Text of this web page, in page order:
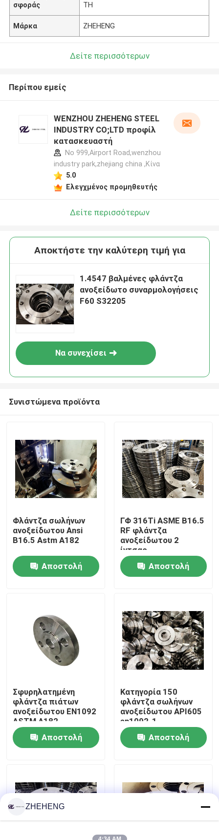
Σπίτι
Περίπου εμείς
Γύρος εργοστασίων
Company News
Τοποθετήσεις σωληνώσεων ανοξείδωτου
Αγκώνας σωλήνων ανοξείδωτου
γράμμα Τ σωλήνων ανοξείδωτου
σφοράς
ΤΗ
Μάρκα ZHEHENG
Δείτε περισσότερων
Περίπου εμείς
WENZHOU ZHEHENG STEEL
INDUSTRY CO;LTD προφίλ
κατασκευαστή
No 999,Airport Road,wenzhou
industry park,zhejiang china ,Κίνα
5.0
Ελεγχμένος προμηθευτής
Δείτε περισσότερων
Αποκτήστε την καλύτερη τιμή για
1.4547 βαλμένες φλάντζα
ανοξείδωτο συναρμολογήσεις
F60 S32205
Να συνεχίσει
Συνιστώμενα προϊόντα
Φλάντζα σωλήνων
ανοξείδωτου Ansi
B16.5 Astm A182
Αποστολή
ΓΦ 316Ti ASME B16.5
RF φλάντζα
ανοξείδωτου 2
ίντσας
Αποστολή
Σφυρηλατημένη
φλάντζα πιάτων
ανοξείδωτου EN1092
ASTM A182
Αποστολή
Κατηγορία 150
φλάντζα σωλήνων
ανοξείδωτου API605
en1092-1
Αποστολή
ZHEHENG